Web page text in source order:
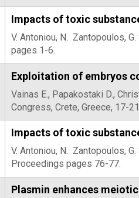
Impacts of toxic
V. Antoniou, N. Zantopoulos,
pages 1-6.
Exploitation of embryos
Vainas E., Papakostaki D.,
Congress, Crete, Greece, 17-
Impacts of toxic
V. Antoniou, N. Zantopoulos,
Proceedings pages 76-77.
Plasmin enhances